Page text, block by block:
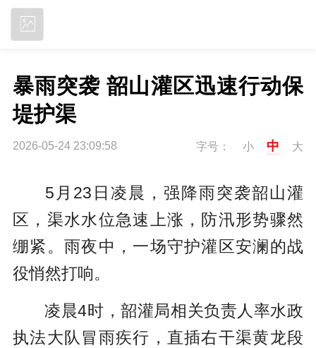
暴雨突袭 韶山灌区迅速行动保
堤护渠
2026-05-24 23:09:58 字号： 小 中 大
5月23日凌晨，强降雨突袭韶山灌
区，渠水水位急速上涨，防汛形势骤然
绷紧。雨夜中，一场守护灌区安澜的战
役悄然打响。
凌晨4时，韶灌局相关负责人率水政
执法大队冒雨疾行，直插右干渠黄龙段